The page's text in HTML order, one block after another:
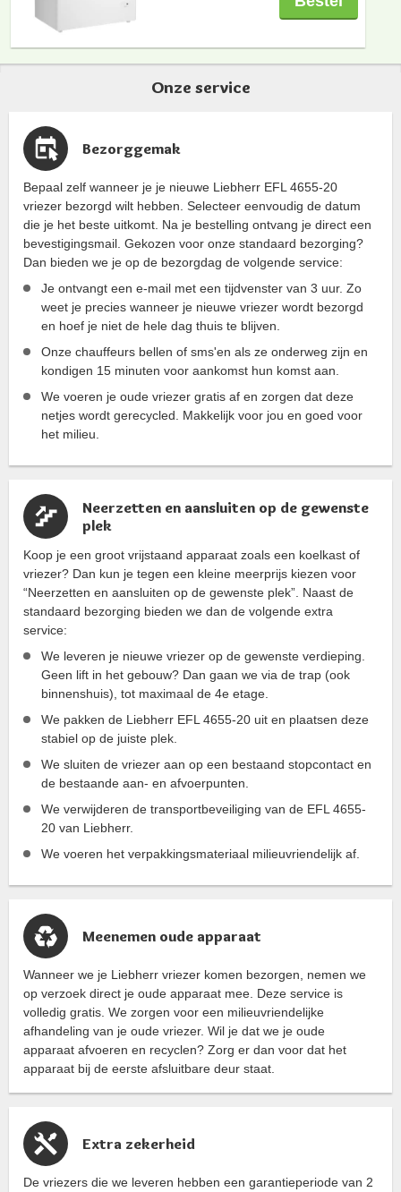
Onze service
Bezorggemak
Bepaal zelf wanneer je je nieuwe Liebherr EFL 4655-20
vriezer bezorgd wilt hebben. Selecteer eenvoudig de datum
die je het beste uitkomt. Na je bestelling ontvang je direct een
bevestigingsmail. Gekozen voor onze standaard bezorging?
Dan bieden we je op de bezorgdag de volgende service:
Je ontvangt een e-mail met een tijdvenster van 3 uur. Zo
weet je precies wanneer je nieuwe vriezer wordt bezorgd
en hoef je niet de hele dag thuis te blijven.
Onze chauffeurs bellen of sms'en als ze onderweg zijn en
kondigen 15 minuten voor aankomst hun komst aan.
We voeren je oude vriezer gratis af en zorgen dat deze
netjes wordt gerecycled. Makkelijk voor jou en goed voor
het milieu.
Neerzetten en aansluiten op de gewenste
plek
Koop je een groot vrijstaand apparaat zoals een koelkast of
vriezer? Dan kun je tegen een kleine meerprijs kiezen voor
“Neerzetten en aansluiten op de gewenste plek”. Naast de
standaard bezorging bieden we dan de volgende extra
service:
We leveren je nieuwe vriezer op de gewenste verdieping.
Geen lift in het gebouw? Dan gaan we via de trap (ook
binnenshuis), tot maximaal de 4e etage.
We pakken de Liebherr EFL 4655-20 uit en plaatsen deze
stabiel op de juiste plek.
We sluiten de vriezer aan op een bestaand stopcontact en
de bestaande aan- en afvoerpunten.
We verwijderen de transportbeveiliging van de EFL 4655-
20 van Liebherr.
We voeren het verpakkingsmateriaal milieuvriendelijk af.
Meenemen oude apparaat
Wanneer we je Liebherr vriezer komen bezorgen, nemen we
op verzoek direct je oude apparaat mee. Deze service is
volledig gratis. We zorgen voor een milieuvriendelijke
afhandeling van je oude vriezer. Wil je dat we je oude
apparaat afvoeren en recyclen? Zorg er dan voor dat het
apparaat bij de eerste afsluitbare deur staat.
Extra zekerheid
De vriezers die we leveren hebben een garantieperiode van 2